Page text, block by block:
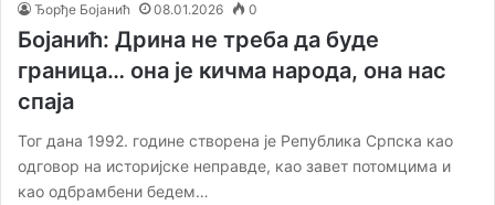
Ђорђе Бојанић 08.01.2026 0
Бојанић: Дрина не треба да буде
граница… она је кичма народа, она нас
спаја
Тог дана 1992. године створена је Република Српска као
одговор на историјске неправде, као завет потомцима и
као одбрамбени бедем…